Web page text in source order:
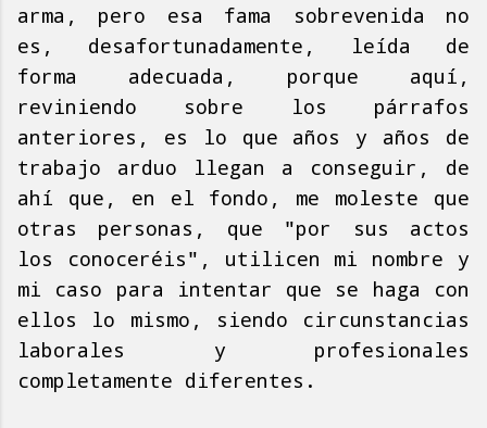
arma, pero esa fama sobrevenida no
es, desafortunadamente, leída de
forma adecuada, porque aquí,
reviniendo sobre los párrafos
anteriores, es lo que años y años de
trabajo arduo llegan a conseguir, de
ahí que, en el fondo, me moleste que
otras personas, que "por sus actos
los conoceréis", utilicen mi nombre y
mi caso para intentar que se haga con
ellos lo mismo, siendo circunstancias
laborales y profesionales
completamente diferentes.